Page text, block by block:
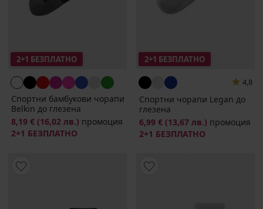
2+1 БЕЗПЛАТНО
Спортни бамбукови чорапи
Belkin до глезена
8,19 € (16,02 лв.) промоция
2+1 БЕЗПЛАТНО
2+1 БЕЗПЛАТНО
4,8
Спортни чорапи Legan до
глезена
6,99 € (13,67 лв.) промоция
2+1 БЕЗПЛАТНО